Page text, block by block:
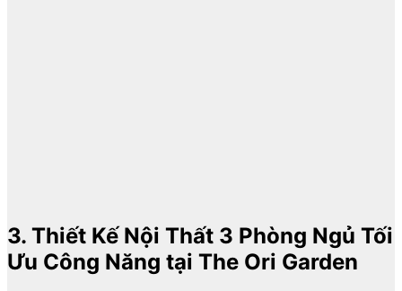
3. Thiết Kế Nội Thất 3 Phòng Ngủ Tối
Ưu Công Năng tại The Ori Garden